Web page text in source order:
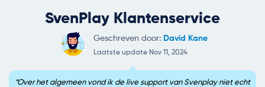
SvenPlay Klantenservice
Geschreven door: David Kane
Laatste update Nov 11, 2024
Over het algemeen vond ik de live support van Svenplay niet echt